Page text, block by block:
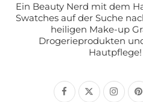
Ein Beauty Nerd mit dem
Swatches auf der Suche
heiligen Make-up
Drogerieprodukten
Hautpflege!